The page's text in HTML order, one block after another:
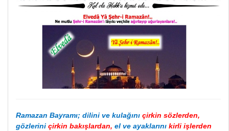
Ramazan Bayramı; dilini ve kulağını çirkin sözlerden,
gözlerini çirkin bakışlardan, el ve ayaklarını kirli işlerden